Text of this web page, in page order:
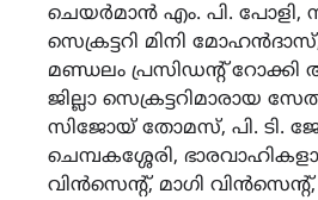
ചെയർമാൻ എം. പി.
സെക്രട്ടറി മിനി
മണ്ഡലം പ്രസിഡന്റ്‌
ജില്ലാ സെക്രട്ടറിമാരായ
സിജോയ് തോമസ്, പി. ടി.
ചെമ്പകശ്ശേരി,
വിൻസെന്റ്, മാഗി